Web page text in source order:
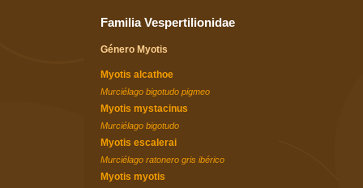
Familia Vespertilionidae
Género Myotis
Myotis alcathoe
Murciélago bigotudo pigmeo
Myotis mystacinus
Murciélago bigotudo
Myotis escalerai
Murciélago ratonero gris ibérico
Myotis myotis